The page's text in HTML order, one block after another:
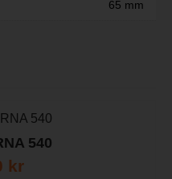
65 mm
540
kr